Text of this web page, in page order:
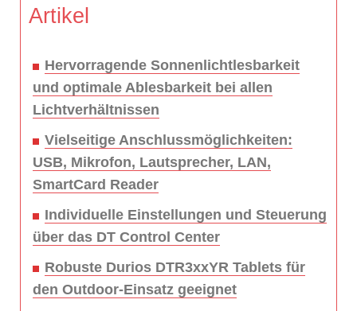
Artikel
Hervorragende Sonnenlichtlesbarkeit
und optimale Ablesbarkeit bei allen
Lichtverhältnissen
Vielseitige Anschlussmöglichkeiten:
USB, Mikrofon, Lautsprecher, LAN,
SmartCard Reader
Individuelle Einstellungen und Steuerung
über das DT Control Center
Robuste Durios DTR3xxYR Tablets für
den Outdoor-Einsatz geeignet